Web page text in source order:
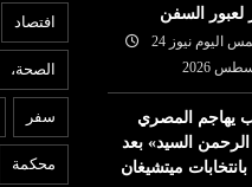
لعبور السفن
اليوم نيوز 24
يهاجم المصري
السيد» بعد
ميتشيغان
افتصاد
الصحة،
سفر
محكمة
24
05 أغسطس